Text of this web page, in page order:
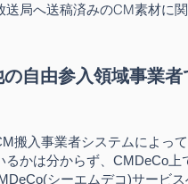
局へ送稿済みのCM素材に関
の自由参入領域事業
搬入事業者システムによっ
るかは分からず、CMDeCo
シーエムデコ)サービス